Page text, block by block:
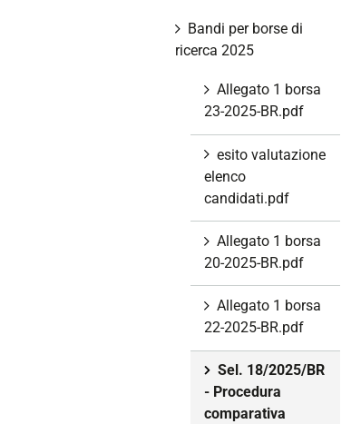
Bandi per borse di
ricerca 2025
Allegato 1 borsa
23-2025-BR.pdf
esito valutazione
elenco
candidati.pdf
Allegato 1 borsa
20-2025-BR.pdf
Allegato 1 borsa
22-2025-BR.pdf
Sel. 18/2025/BR
- Procedura
comparativa